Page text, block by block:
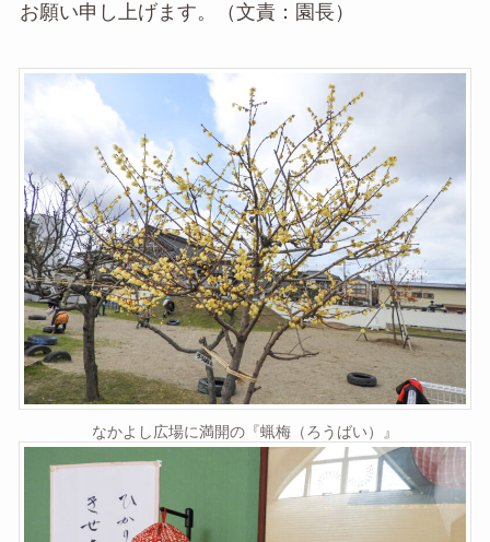
お願い申し上げます。（文責：園長）
なかよし広場に満開の『蝋梅（ろうばい）』